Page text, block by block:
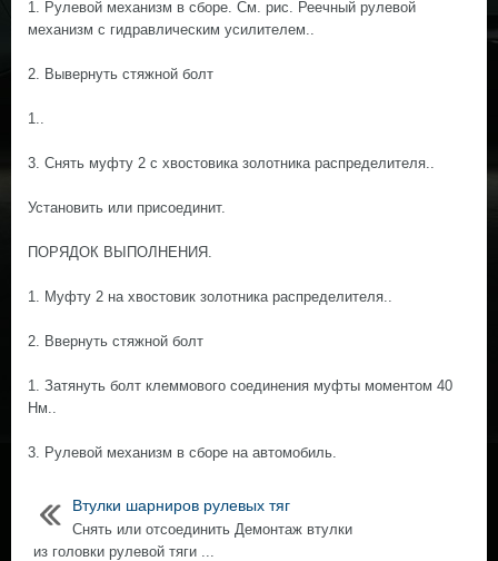
1. Рулевой механизм в сборе. См. рис. Реечный рулевой
механизм с гидравлическим усилителем..
2. Вывернуть стяжной болт
1..
3. Снять муфту 2 с хвостовика золотника распределителя..
Установить или присоединит.
ПОРЯДОК ВЫПОЛНЕНИЯ.
1. Муфту 2 на хвостовик золотника распределителя..
2. Ввернуть стяжной болт
1. Затянуть болт клеммового соединения муфты моментом 40
Нм..
3. Рулевой механизм в сборе на автомобиль.
Втулки шарниров рулевых тяг
Снять или отсоединить Демонтаж втулки
из головки рулевой тяги ...